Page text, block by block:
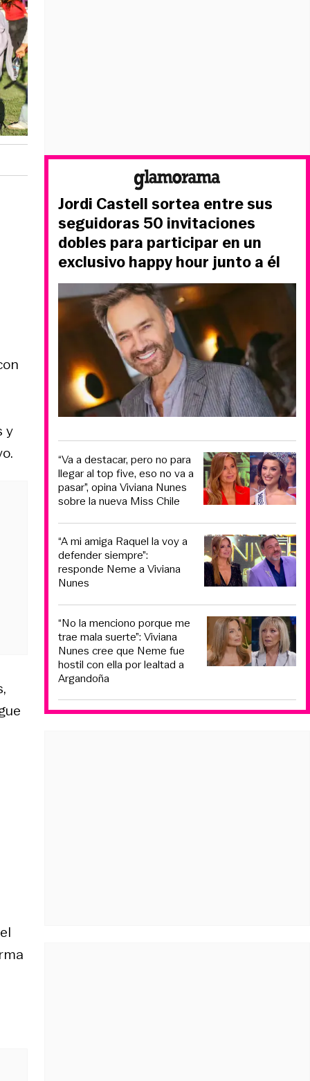
y
Jordi Castell sortea entre sus
seguidoras 50 invitaciones
dobles para participar en un
exclusivo happy hour junto a él
“Va a destacar, pero no para
llegar al top five, eso no va a
pasar”, opina Viviana Nunes
sobre la nueva Miss Chile
“A mi amiga Raquel la voy a
defender siempre”:
responde Neme a Viviana
Nunes
“No la menciono porque me
trae mala suerte”: Viviana
Nunes cree que Neme fue
hostil con ella por lealtad a
Argandoña